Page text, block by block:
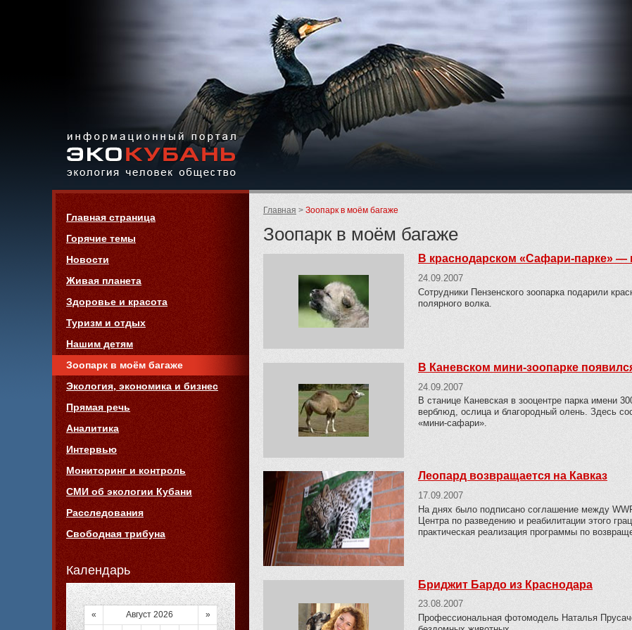
Информационный портал
«ЭКО-КУБАНЬ»
Родительские
Главная Зоопарк в моём багаже
Зоопарк в моём багаже
В краснодарском «Сафари-парке» —
24.09.2007
Сотрудники Пензенского зоопарка подарили
полярного волка.
В Каневском мини-зоопарке
24.09.2007
В станице Каневская в зооцентре парка имени
верблюд, ослица и благородный олень. Здесь
«мини-сафари».
Леопард возвращается на Кавказ
17.09.2007
На днях было подписано соглашение между
Центра по разведению и реабилитации этого
практическая реализация программы по
Бриджит Бардо из Краснодара
23.08.2007
Профессиональная фотомодель Наталья
Навигация
Главная страница
Горячие темы
Новости
Живая планета
Здоровье и красота
Туризм и отдых
Нашим детям
Зоопарк в моём багаже
Экология, экономика и бизнес
Прямая речь
Аналитика
Интервью
Мониторинг и контроль
СМИ об экологии Кубани
Расследования
Свободная трибуна
Календарь
« Август 2026
»